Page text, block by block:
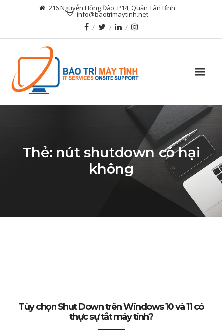
216 Nguyễn Hồng Đào, P14, Quận Tân Bình
info@baotrimaytinh.net
Thẻ: nút shutdown có hại
không
Tùy chọn Shut Down trên Windows 10 và 11 có
thực sự tắt máy tính?